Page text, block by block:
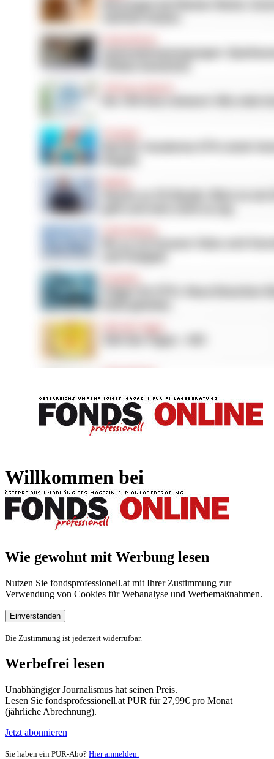
Willkommen bei
Wie gewohnt mit Werbung lesen
Nutzen Sie fondsprofessionell.at mit Ihrer Zustimmung zur
Verwendung von Cookies für Webanalyse und Werbemaßnahmen.
Einverstanden
Die Zustimmung ist jederzeit widerrufbar.
Werbefrei lesen
Unabhängiger Journalismus hat seinen Preis.
Lesen Sie fondsprofessionell.at PUR für 27,99€ pro Monat
(jährliche Abrechnung).
Jetzt abonnieren
Sie haben ein PUR-Abo? Hier anmelden.